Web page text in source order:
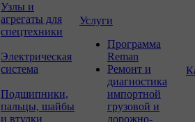
Узлы и
агрегаты для
спецтехники
Электрическая
система
Подшипники,
пальцы, шайбы
и втулки
Услуги
Программа
Reman
Ремонт и
диагностика
импортной
грузовой и
дорожно-